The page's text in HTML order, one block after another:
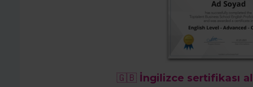
🇬🇧 İngilizce sertifikası